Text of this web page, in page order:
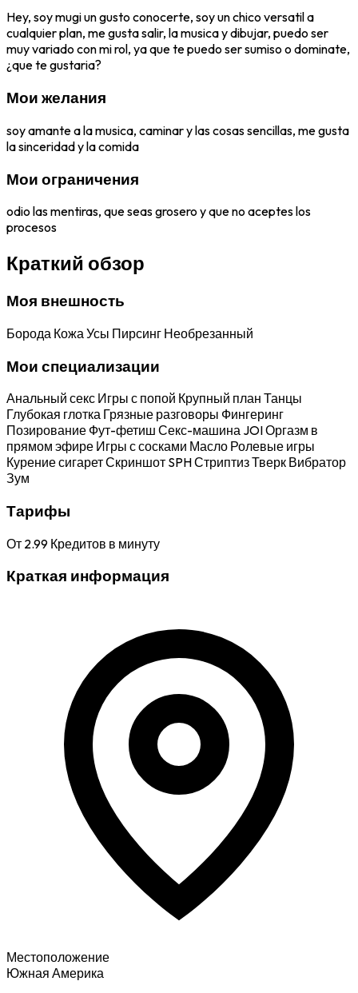
Hey, soy mugi un gusto conocerte, soy un chico versatil a
cualquier plan, me gusta salir, la musica y dibujar, puedo ser
muy variado con mi rol, ya que te puedo ser sumiso o dominate,
¿que te gustaria?
Мои желания
soy amante a la musica, caminar y las cosas sencillas, me gusta
la sinceridad y la comida
Мои ограничения
odio las mentiras, que seas grosero y que no aceptes los
procesos
Краткий обзор
Моя внешность
Борода Кожа Усы Пирсинг Необрезанный
Мои специализации
Анальный секс Игры с попой Крупный план Танцы
Глубокая глотка Грязные разговоры Фингеринг
Позирование Фут-фетиш Секс-машина JOIОргазм в
прямом эфире Игры с сосками Масло Ролевые игры
Курение сигаретСкриншот SPHСтриптизТверк Вибратор
Зум
Тарифы
От 2.99 Кредитов в минуту
Краткая информация
Местоположение
Южная Америка